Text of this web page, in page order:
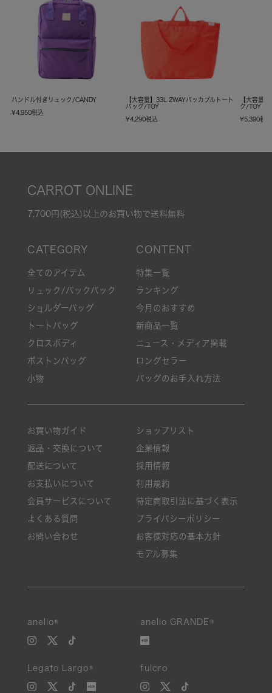
ハンドル付きリュック/CANDY
¥4,950税込
【大容量】33L 2WAYパッカブルトート
バッグ/TOY
¥4,290税込
【大容量
ク/TOY
¥5,390税込
CARROT ONLINE
7,700円(税込)以上のお買い物で送料無料
全てのアイテム
リュック/バックパック
ショルダーバッグ
トートバッグ
クロスボディ
ボストンバッグ
小物
特集一覧
ランキング
今月のおすすめ
新商品一覧
ニュース・メディア掲載
ロングセラー
バッグのお手入れ方法
お買い物ガイド
返品・交換について
配送について
お支払いについて
会員サービスについて
よくある質問
お問い合わせ
ショップリスト
企業情報
採用情報
利用規約
特定商取引法に基づく表示
プライバシーポリシー
お客様対応の基本方針
モデル募集
anello® anello GRANDE®
Legato Largo® fulcro